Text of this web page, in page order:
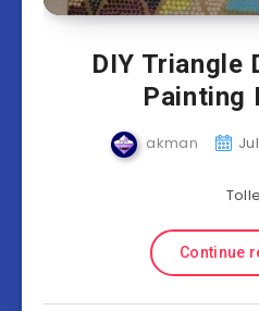
DIY Triangle
Painting
akman
Tolle
Continue